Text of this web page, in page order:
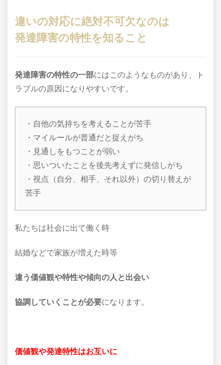
違いの対応に絶対不可欠なのは
発達障害の特性を知ること
発達障害の特性の一部にはこのようなものがあり、ト
ラブルの原因になりやすいです。
・自他の気持ちを考えることが苦手
・マイルールが普通だと捉えがち
・見通しをもつことが弱い
・思いついたことを後先考えずに発信しがち
・視点（自分、相手、それ以外）の切り替えが
苦手
私たちは社会に出て働く時
結婚などで家族が増えた時等
違う価値観や特性や傾向の人と出会い
協調していくことが必要になります。
価値観や発達特性はお互いに